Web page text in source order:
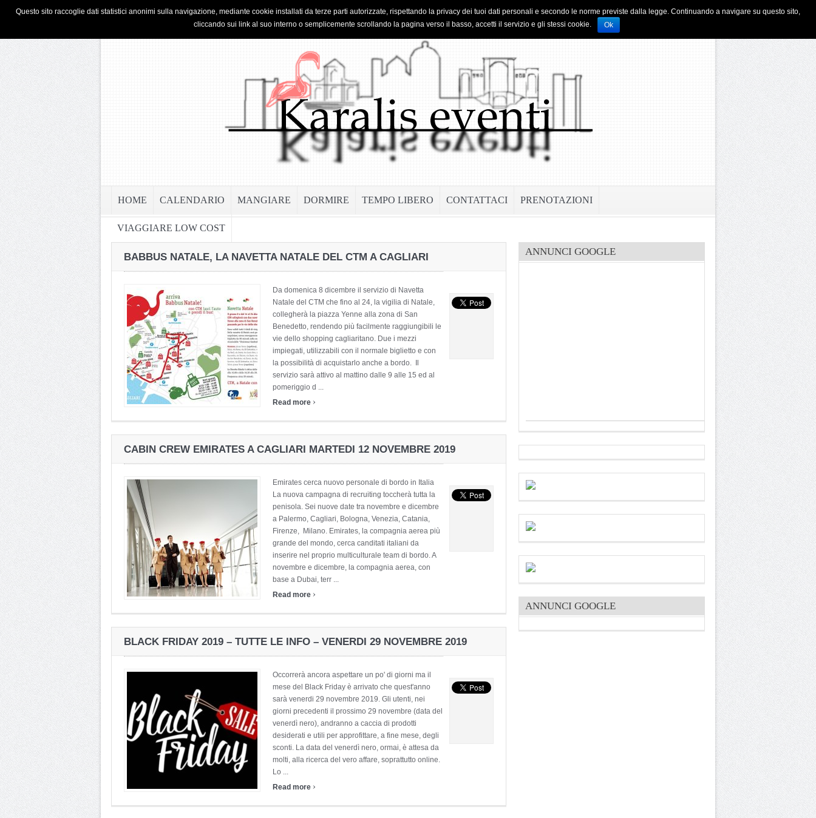
HOME PRIVACY & COOKIE POLICY
HOME CALENDARIO MANGIARE DORMIRE TEMPO LIBERO CONTATTACI PRENOTAZIONI
VIAGGIARE LOW COST
BABBUS NATALE, LA NAVETTA NATALE DEL CTM A CAGLIARI
Da domenica 8 dicembre il servizio di Navetta
Natale del CTM che fino al 24, la vigilia di Natale,
collegherà la piazza Yenne alla zona di San
Benedetto, rendendo più facilmente raggiungibili le
vie dello shopping cagliaritano. Due i mezzi
impiegati, utilizzabili con il normale biglietto e con
la possibilità di acquistarlo anche a bordo. Il
servizio sarà attivo al mattino dalle 9 alle 15 ed al
pomeriggio d ...
Read more ›
CABIN CREW EMIRATES A CAGLIARI MARTEDI 12 NOVEMBRE 2019
Emirates cerca nuovo personale di bordo in Italia
La nuova campagna di recruiting toccherà tutta la
penisola. Sei nuove date tra novembre e dicembre
a Palermo, Cagliari, Bologna, Venezia, Catania,
Firenze, Milano. Emirates, la compagnia aerea più
grande del mondo, cerca canditati italiani da
inserire nel proprio multiculturale team di bordo. A
novembre e dicembre, la compagnia aerea, con
base a Dubai, terr ...
Read more ›
BLACK FRIDAY 2019 – TUTTE LE INFO – VENERDI 29 NOVEMBRE 2019
Occorrerà ancora aspettare un po' di giorni ma il
mese del Black Friday è arrivato che quest'anno
sarà venerdi 29 novembre 2019. Gli utenti, nei
giorni precedenti il prossimo 29 novembre (data del
venerdì nero), andranno a caccia di prodotti
desiderati e utili per approfittare, a fine mese, degli
sconti. La data del venerdì nero, ormai, è attesa da
molti, alla ricerca del vero affare, soprattutto online.
Lo ...
Read more ›
ANNUNCI GOOGLE
ANNUNCI GOOGLE
Questo sito raccoglie dati statistici anonimi sulla navigazione, mediante cookie installati da terze parti autorizzate, rispettando la privacy dei tuoi dati personali e secondo le norme previste dalla legge. Continuando a navigare su questo sito,
cliccando sui link al suo interno o semplicemente scrollando la pagina verso il basso, accetti il servizio e gli stessi cookie.
Ok